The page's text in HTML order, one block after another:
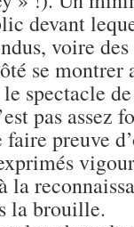
devant
voire
se montrer
spectacle
pas assez
preuve
la
la brouille.